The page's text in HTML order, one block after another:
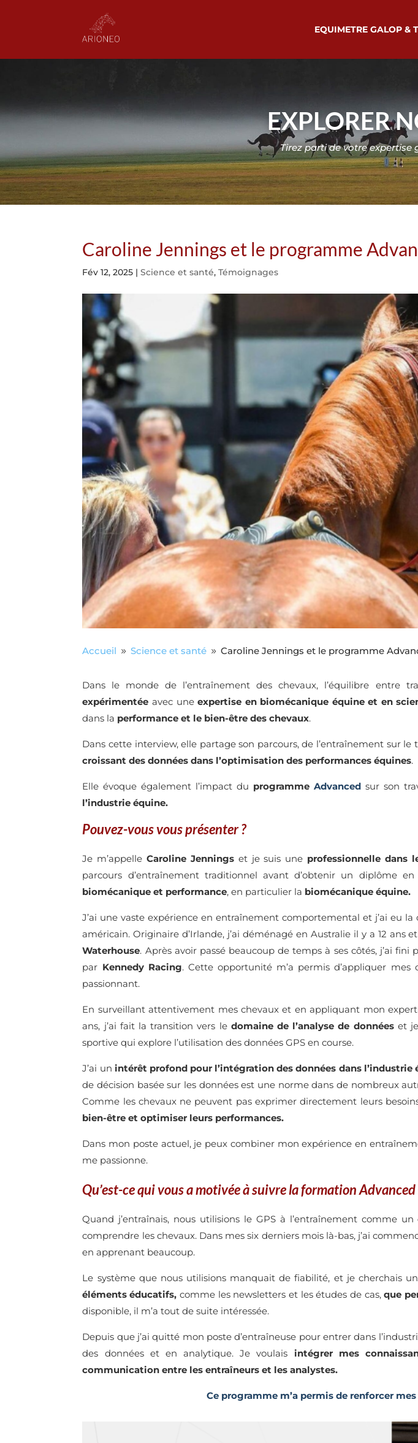
EQUIMETRE GALOP &
EXPLORER
Tirez parti de votre expertise
Caroline Jennings et le programme
Fév 12, 2025 |Science et santé,Témoignages
Accueil 9 Science et santé 9 Caroline Jennings et le programme
Dans le monde de l’entraînement des chevaux, l’équilibre entre
expérimentée avec uneexpertise en biomécanique équine et en
dans la performance et le bien-être des chevaux.
Dans cette interview, elle partage son parcours, de l’entraînement sur
croissant des données dans l’optimisation des performances équines.
Elle évoque également l’impact du programmeAdvancedsur son
l’industrie équine.
Pouvez-vous vous présenter ?
Je m’appelleCaroline Jenningset je suis une professionnelle dans
parcours d’entraînement traditionnel avant d’obtenir un diplôme en
biomécanique et performance, en particulier la biomécanique équine.
J’ai une vaste expérience en entraînement comportemental et j’ai eu
américain. Originaire d’Irlande, j’ai déménagé en Australie il y a 12 ans
Waterhouse. Après avoir passé beaucoup de temps à ses côtés, j’ai fini
par Kennedy Racing. Cette opportunité m’a permis d’appliquer
passionnant.
En surveillant attentivement mes chevaux et en appliquant mon
ans, j’ai fait la transition vers ledomaine de l’analyse de donnéeset je
sportive qui explore l’utilisation des données GPS en course.
J’ai un intérêt profond pour l’intégration des données dans l’industrie
de décision basée sur les données est une norme dans de nombreux
Comme les chevaux ne peuvent pas exprimer directement leurs
bien-être et optimiser leurs performances.
Dans mon poste actuel, je peux combiner mon expérience en
me passionne.
Qu’est-ce qui vous a motivée à suivre la formation Advanced
Quand j’entraînais, nous utilisions le GPS à l’entraînement comme
comprendre les chevaux. Dans mes six derniers mois là-bas, j’ai
en apprenant beaucoup.
Le système que nous utilisions manquait de fiabilité, et je cherchais
éléments éducatifs, comme les newsletters et les études de cas,que
disponible, il m’a tout de suite intéressée.
Depuis que j’ai quitté mon poste d’entraîneuse pour entrer dans
des données et en analytique. Je voulais intégrer mes
communication entre les entraîneurs et les analystes.
Ce programme m’a permis de renforcer